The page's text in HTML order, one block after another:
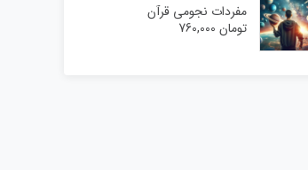
مفردات نجومی قرآن
تومان